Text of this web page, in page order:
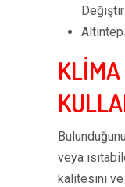
veya
kalitesini ve